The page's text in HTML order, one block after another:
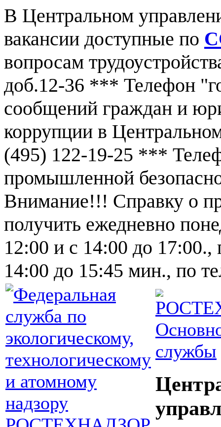
В Центральном
вакансии доступные по
вопросам
доб.12-36 *** Телефон
сообщений граждан и
коррупции в
(495) 122-19-25 ***
промышленной
Внимание!!! Справку о
получить ежедневно
12:00 и с 14:00 до 17:00.,
14:00 до 15:45 мин., по
службы